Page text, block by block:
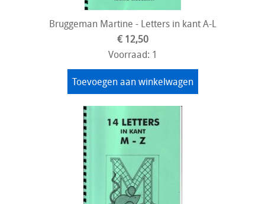
Bruggeman Martine - Letters in kant A-L
€ 12,50
Voorraad: 1
Toevoegen aan winkelwagen